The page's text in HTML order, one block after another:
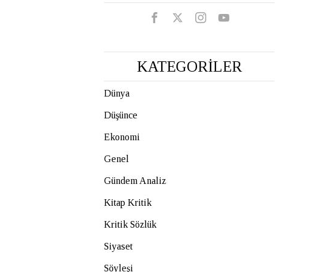
KATEGORİLER
Dünya
Düşünce
Ekonomi
Genel
Gündem Analiz
Kitap Kritik
Kritik Sözlük
Siyaset
Söyleşi